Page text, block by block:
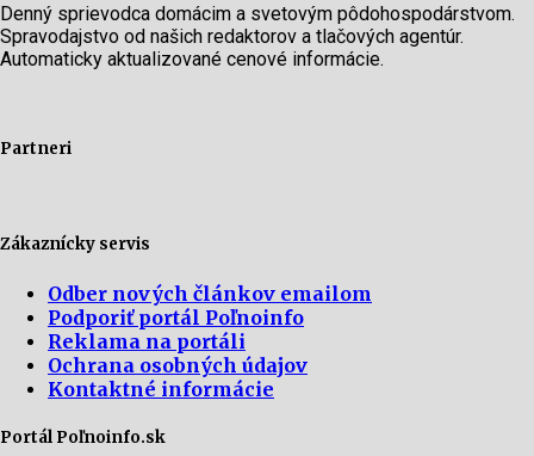
Denný sprievodca domácim a svetovým pôdohospodárstvom.
Spravodajstvo od našich redaktorov a tlačových agentúr.
Automaticky aktualizované cenové informácie.
Partneri
Zákaznícky servis
Odber nových článkov emailom
Podporiť portál Poľnoinfo
Reklama na portáli
Ochrana osobných údajov
Kontaktné informácie
Portál Poľnoinfo.sk